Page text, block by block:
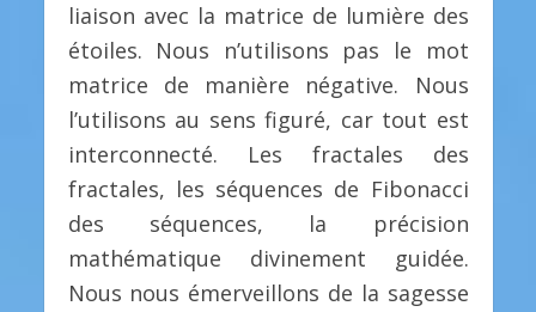
liaison avec la matrice de lumière des
étoiles. Nous n’utilisons pas le mot
matrice de manière négative. Nous
l’utilisons au sens figuré, car tout est
interconnecté. Les fractales des
fractales, les séquences de Fibonacci
des séquences, la précision
mathématique divinement guidée.
Nous nous émerveillons de la sagesse